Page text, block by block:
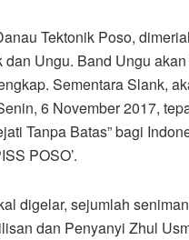
Tektonik Poso,
Ungu. Band Ungu
Sementara Slank,
6 November 2017,
Tanpa Batas” bagi
POSO’.
digelar, sejumlah
dan Penyanyi Zhul